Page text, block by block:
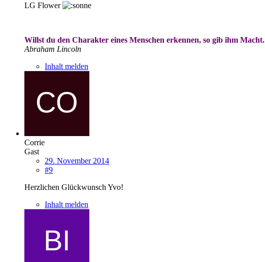
LG Flower
Willst du den Charakter eines Menschen erkennen, so gib ihm Macht.
Abraham Lincoln
Inhalt melden
Corrie
Gast
29. November 2014
#9
Herzlichen Glückwunsch Yvo!
Inhalt melden